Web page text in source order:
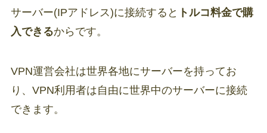
サーバー(IPアドレス)に接続すると トルコ料金で購
入できるからです。
VPN運営会社は世界各地にサーバーを持ってお
り、VPN利用者は自由に世界中のサーバーに接続
できます。